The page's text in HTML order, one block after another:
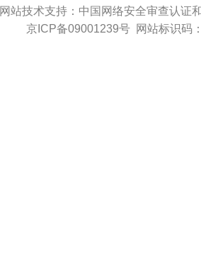
网站技术支持： 中国网络安全审查认证
京ICP备09001239号网站标识码